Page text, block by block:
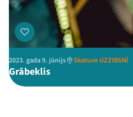
ThreadsFacebookYoutube
X
2023. gada 9. jūnijs Skatuve UZZIBSNĪ
Grābeklis